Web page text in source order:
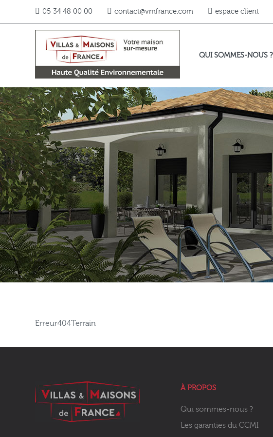
05 34 48 00 00 contact@vmfrance.com espace client
QUI SOMMES-NOUS ?
Erreur404Terrain
À PROPOS
Qui sommes-nous ?
Les garanties du CCMI